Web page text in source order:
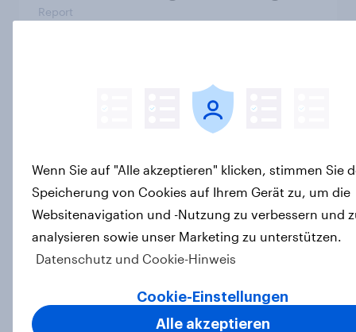
Report
"High Protein" ist vom Fitness- zum
Massenmarkt geworden
Jeder dritte WM-Zuschauer will
Fanartikel kaufen – Discounter
relevanter als DFB- und FIFA-Shops
Artikel
Wenn Sie auf "Alle akzeptieren" klicken, stimmen Sie
Speicherung von Cookies auf Ihrem Gerät zu, um die
Websitenavigation und -Nutzung zu verbessern und
analysieren sowie unser Marketing zu unterstützen.
Datenschutz und Cookie-Hinweis
Cookie-Einstellungen
Alle akzeptieren